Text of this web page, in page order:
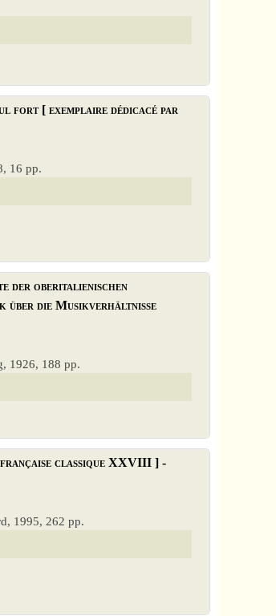
fort [ exemplaire dédicacé par
16 pp.
der oberitalienischen
über die Musikverhältnisse
1926, 188 pp.
française classique XXVIII ] -
1995, 262 pp.